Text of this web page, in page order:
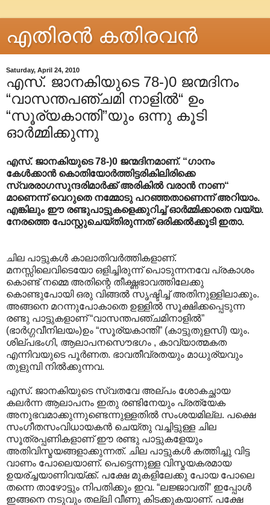
എതിരന്‍ കതിരവന്‍
Saturday, April 24, 2010
എസ്. ജാനകിയുടെ 78-)0 ജന്മദിനം
“വാസന്തപഞ്ചമി നാളില്‍“ ഉം
“സൂര്യകാന്തി”യും ഒന്നു കൂടി
ഓർമ്മിക്കുന്നു
എസ്. ജാനകിയുടെ 78-)0 ജന്മദിനമാണ്. “ഗാനം
കേൾക്കാൻ കൊതിയോർത്തിട്ടരികിലിരിക്കെ
സ്വരരാഗസുന്ദരിമാർക്ക് അരികിൽ വരാൻ നാണ“
മാണെന്ന് വെറുതെ നമ്മോടു പറഞ്ഞതാണെന്ന് അറിയാം.
എങ്കിലും ഈ രണ്ടുപാട്ടുകളെക്കുറിച്ച് ഓർമ്മിക്കാതെ വയ്യ.
നേരത്തെ പോസ്റ്റുചെയ്തിരുന്നത് ഒരിക്കൽക്കൂടി ഇതാ.
ചില പാട്ടുകള്‍ കാലാതിവര്‍ത്തികളാണ്.
മനസ്സിലെവിടെയോ ഒളിച്ചിരുന്ന് പൊടുന്നനവേ പ്രകാശം
കൊണ്ട് നമ്മെ അതിന്റെ തീക്ഷ്ണഭാവത്തിലേക്കു
കൊണ്ടുപോയി ഒരു വിങ്ങല്‍ സൃഷ്ടിച്ച് അതിനുള്ളിലാക്കും.
അങ്ങനെ മറന്നുപോകാതെ ഉള്ളില്‍ സൂക്ഷിക്കപ്പെടുന്ന
രണ്ടു പാട്ടുകളാണ് “വാസന്തപഞ്ചമിനാളില്‍”
(ഭാര്‍ഗ്ഗവീനിലയം)ഉം “സൂര്യകാന്തി” (കാട്ടുതുളസി) യും.
ശില്പഭംഗി, ആലാപനസൌഭഗം , കാവ്യാത്മകത
എന്നിവയുടെ പൂര്‍ണത. ഭാവതീവ്രതയും മാധുര്യവും
തുളുമ്പി നില്‍ക്കുന്നവ.
എസ്. ജാനകിയുടെ സ്വതവേ അല്പം ശോകച്ഛായ
കലര്‍ന്ന ആലാപനം ഇതു രണ്ടിനേയും പ്രത്യേക
അനു‍ഭവമാക്കുന്നുണ്ടെന്നുള്ളതില്‍ സംശയമില്ല. പക്ഷെ
സംഗീതസംവിധായകന്‍ ചെയ്തു വച്ചിട്ടുള്ള ചില
സൂത്രപ്പണികളാണ് ഈ രണ്ടു പാട്ടുകളേയും
അതിവിസ്മയങ്ങളാക്കുന്നത്. ചില പാട്ടുകള്‍ കത്തിച്ചു വിട്ട
വാണം പോലെയാണ്. പെട്ടെന്നുള്ള വിസ്മയകരമായ
ഉയര്ച്ചയാണിവയ്ക്ക്. പക്ഷേ മുകളിലേക്കു പോയ പോലെ
തന്നെ താഴോട്ടും നിപതിക്കും ഇവ. “ലജ്ജാവതി” ഇപ്പോള്‍
ഇങ്ങനെ നടുവും തല്ലി വീണു കിടക്കുകയാണ്. പക്ഷേ